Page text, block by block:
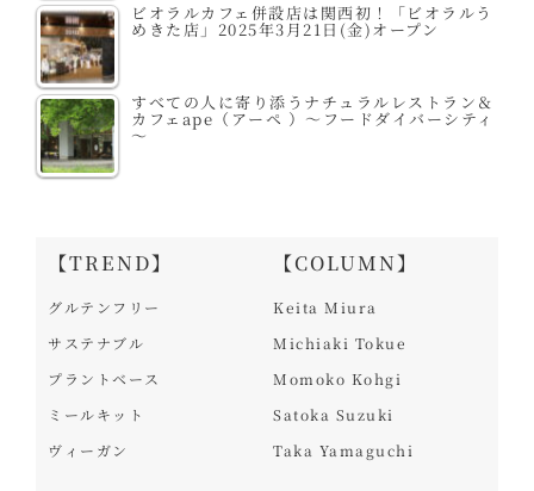
ビオラルカフェ併設店は関西初！「ビオラルう
めきた店」2025年3月21日(金)オープン
すべての人に寄り添うナチュラルレストラン＆
カフェape（アーペ ）～フードダイバーシティ
～
【TREND】
グルテンフリー
サステナブル
プラントベース
ミールキット
ヴィーガン
【COLUMN】
Keita Miura
Michiaki Tokue
Momoko Kohgi
Satoka Suzuki
Taka Yamaguchi